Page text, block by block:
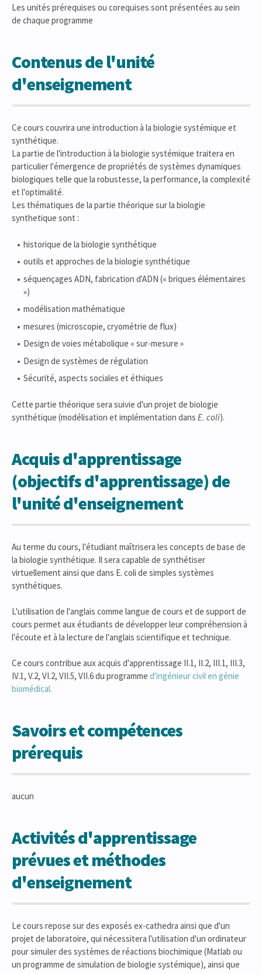
Les unités prérequises ou corequises sont présentées au sein
de chaque programme
Contenus de l'unité
d'enseignement
Ce cours couvrira une introduction à la biologie systémique et
synthétique.
La partie de l'introduction à la biologie systémique traitera en
particulier l'émergence de propriétés de systèmes dynamiques
biologiques telle que la robustesse, la performance, la complexité
et l'optimalité.
Les thématiques de la partie théorique sur la biologie
synthetique sont :
historique de la biologie synthétique
outils et approches de la biologie synthétique
séquençages ADN, fabrication d'ADN (« briques élémentaires
»)
modélisation mathématique
mesures (microscopie, cryométrie de flux)
Design de voies métabolique « sur-mesure »
Design de systèmes de régulation
Sécurité, aspects sociales et éthiques
Cette partie théorique sera suivie d'un projet de biologie
synthétique (modélisation et implémentation dans E. coli).
Acquis d'apprentissage
(objectifs d'apprentissage) de
l'unité d'enseignement
Au terme du cours, l'étudiant maîtrisera les concepts de base de
la biologie synthétique. Il sera capable de synthétiser
virtuellement ainsi que dans E. coli de simples systèmes
synthétiques.
L'utilisation de l'anglais comme langue de cours et de support de
cours permet aux étudiants de développer leur compréhension à
l'écoute et à la lecture de l'anglais scientifique et technique.
Ce cours contribue aux acquis d'apprentissage II.1, II.2, III.1, III.3,
IV.1, V.2, VI.2, VII.5, VII.6 du programme d'ingénieur civil en génie
biomédical.
Savoirs et compétences
prérequis
aucun
Activités d'apprentissage
prévues et méthodes
d'enseignement
Le cours repose sur des exposés ex-cathedra ainsi que d'un
projet de laboratoire, qui nécessitera l'utilisation d'un ordinateur
pour simuler des systèmes de réactions biochimique (Matlab ou
un programme de simulation de biologie systémique), ainsi que